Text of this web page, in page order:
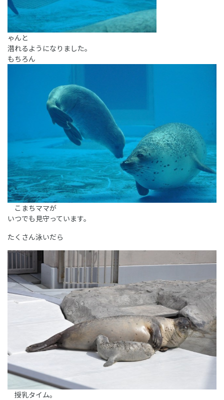
ゃんと
潜れるようになりました。
もちろん
こまちママが
いつでも見守っています。
たくさん泳いだら
授乳タイム。